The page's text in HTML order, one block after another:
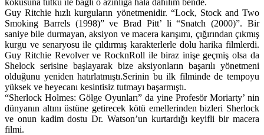
kokusuna tutku ile bağlı o azınlığa hâlâ dahilim bende.
Guy Ritchie hızlı kurguların yönetmenidir. “Lock, Stock and Two
Smoking Barrels (1998)” ve Brad Pitt’ li “Snatch (2000)”. Bir
saniye bile durmayan, aksiyon ve macera karışımı, çığırından çıkmış
kurgu ve senaryosu ile çıldırmış karakterlerle dolu harika filmlerdi.
Guy Ritchie Revolver ve RocknRoll ile biraz inişe geçmiş olsa da
Shelock serisine başlayarak bize aksiyonların başarılı yönetmeni
olduğunu yeniden hatırlatmıştı.Serinin bu ilk filminde de tempoyu
yüksek ve heyecanı kesintisiz tutmayı başarmıştı.
“Sherlock Holmes: Gölge Oyunları” da yine Profesör Moriarty’ nin
dünyanın altını üstüne getirecek kötü emellerinden bizleri Sherlock
ve onun kadim dostu Dr. Watson’un kurtardığı keyifli bir macera
filmi.